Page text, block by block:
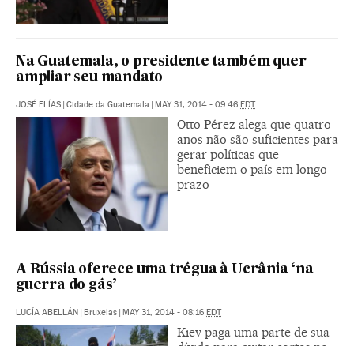
Na Guatemala, o presidente também quer
ampliar seu mandato
JOSÉ ELÍAS | Cidade da Guatemala | MAY 31, 2014 - 09:46 EDT
Otto Pérez alega que quatro
anos não são suficientes para
gerar políticas que
beneficiem o país em longo
prazo
A Rússia oferece uma trégua à Ucrânia ‘na
guerra do gás’
LUCÍA ABELLÁN | Bruxelas | MAY 31, 2014 - 08:16 EDT
Kiev paga uma parte de sua